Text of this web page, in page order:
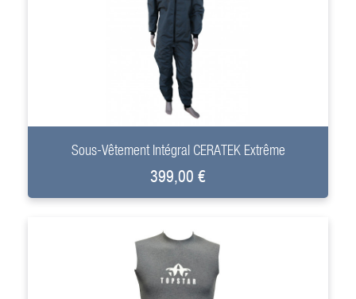
+
Sous-Vêtement Intégral CERATEK Extrême
399,00 €